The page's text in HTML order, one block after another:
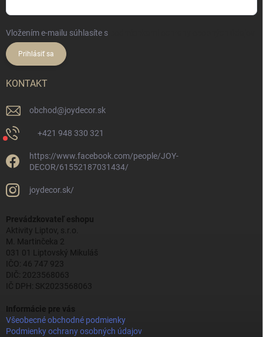
Vložením e-mailu súhlasíte s
Prihlásiť sa
KONTAKT
obchod@joydecor.sk
+421 948 330 321
https://www.facebook.com/people/JOY-
DECOR/61552187031434/
joydecor.sk/
Prevádzkovateľ eshopu
Aktivity Liptov, s.r.o.
M. Martinčeka 2
031 01 Liptovský Mikuláš
IČO: 46 747 923
DIČ: 2023568063
IČ DPH: SK2023568063
Informácie pre vás
Všeobecné obchodné podmienky
Podmienky ochrany osobných údajov